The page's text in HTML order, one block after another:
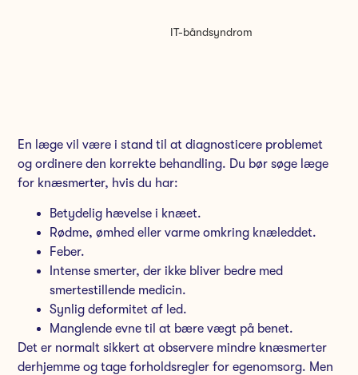
IT-båndsyndrom
En læge vil være i stand til at diagnosticere problemet
og ordinere den korrekte behandling. Du bør søge læge
for knæsmerter, hvis du har:
Betydelig hævelse i knæet.
Rødme, ømhed eller varme omkring knæleddet.
Feber.
Intense smerter, der ikke bliver bedre med
smertestillende medicin.
Synlig deformitet af led.
Manglende evne til at bære vægt på benet.
Det er normalt sikkert at observere mindre knæsmerter
derhjemme og tage forholdsregler for egenomsorg. Men